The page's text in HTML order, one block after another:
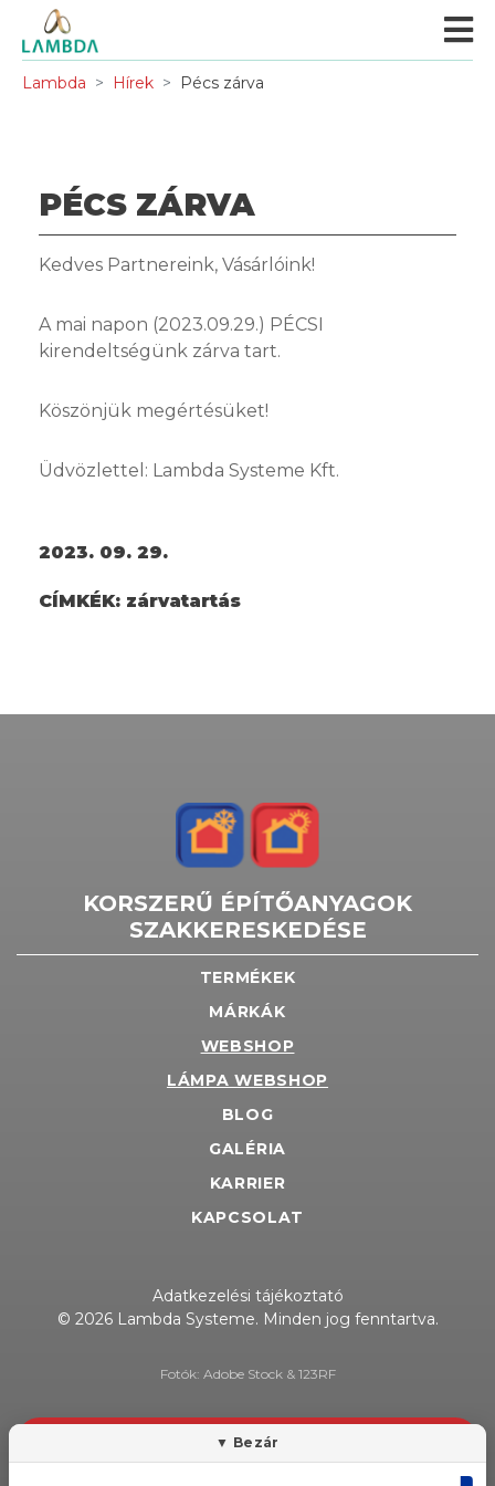
Lambda Hírek Pécs zárva
PÉCS ZÁRVA
Kedves Partnereink, Vásárlóink!
A mai napon (2023.09.29.) PÉCSI
kirendeltségünk zárva tart.
Köszönjük megértésüket!
Üdvözlettel: Lambda Systeme Kft.
2023. 09. 29.
CÍMKÉK: zárvatartás
KORSZERŰ ÉPÍTŐANYAGOK
SZAKKERESKEDÉSE
TERMÉKEK
MÁRKÁK
WEBSHOP
LÁMPA WEBSHOP
BLOG
GALÉRIA
KARRIER
KAPCSOLAT
Adatkezelési tájékoztató
© 2026 Lambda Systeme. Minden jog fenntartva.
Fotók: Adobe Stock & 123RF
HÍRLEVÉL FELIRATKOZÁS